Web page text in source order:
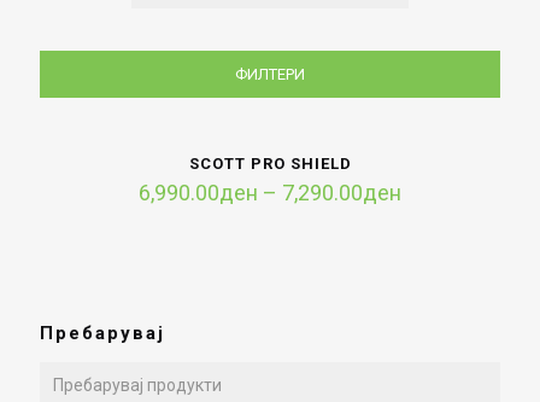
ФИЛТЕРИ
SCOTT PRO SHIELD
6,990.00ден – 7,290.00ден
Пребарувај